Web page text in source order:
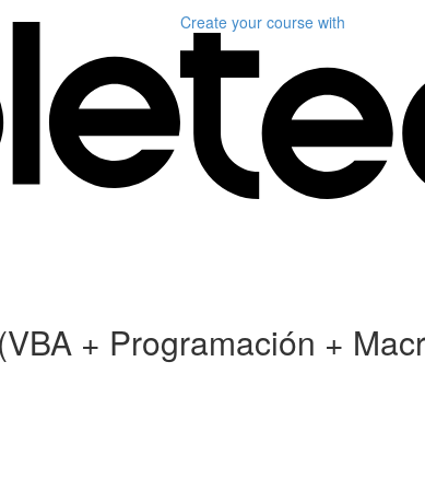
Create your course with
+ Programación +